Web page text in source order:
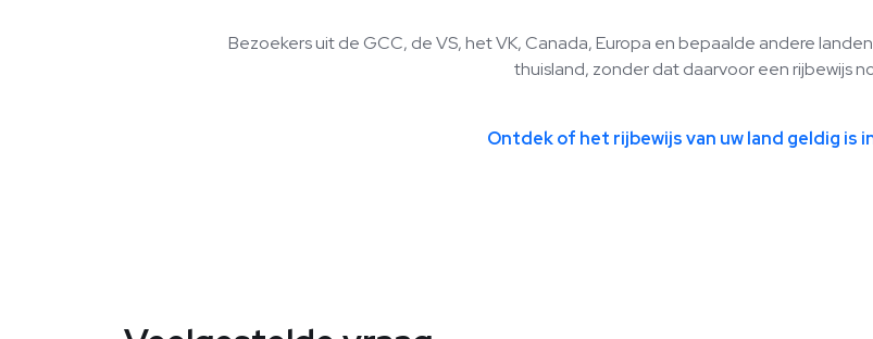
Bezoekers uit de GCC, de VS, het VK, Canada, Europa en bepaalde andere
thuisland, zonder dat daarvoor een rijbewijs
Ontdek of het rijbewijs van uw land geldig is